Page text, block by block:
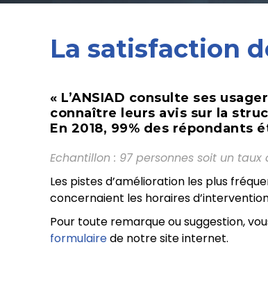
La satisfaction
« L’ANSIAD consulte ses
connaître leurs avis sur la
En 2018, 99% des répondants
Echantillon : 97 personnes soit un taux
Les pistes d’amélioration les plus
concernaient les horaires
Pour toute remarque ou suggestion,
formulairede notre site internet.